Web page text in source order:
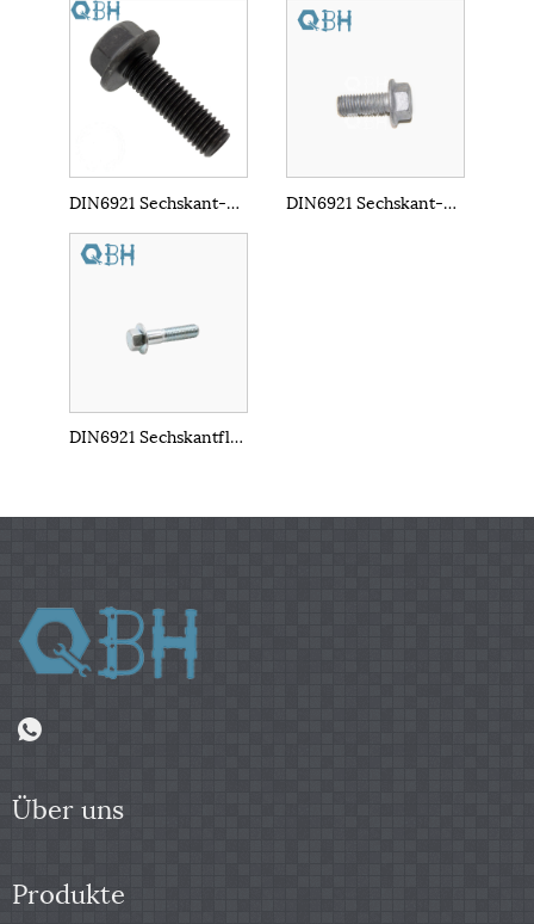
DIN6921 Sechskant-Flanschschraube aus Kohlenstoffstahl DIN6921 Sechskant-Flanschschraube
DIN6921 Sechskantflanschschraube
Über uns
Produkte